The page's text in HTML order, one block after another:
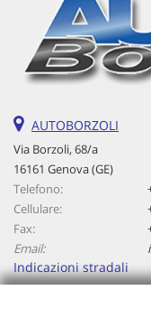
AUTOBORZOLI
Via Borzoli, 68/a
16161 Genova (GE)
Telefono:
Cellulare:
Fax:
Email:
Indicazioni stradali